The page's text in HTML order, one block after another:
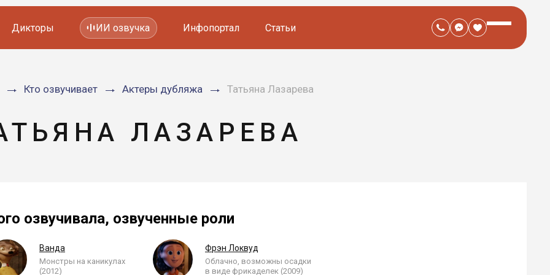
Мультфильмов
Дикторы ИИ озвучка Инфопортал Статьи
Кто озвучивает Актеры дубляжа Татьяна Лазарева
ЛАЗАРЕВА
озвучивала, озвученные роли
Ванда
Монстры на каникулах
(2012)
Фрэн Локвуд
Облачно, возможны осадки
в виде фрикаделек (2009)